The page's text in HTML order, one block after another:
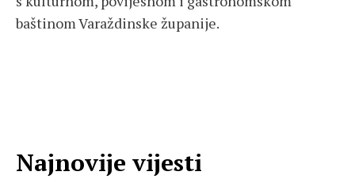
baštinom Varaždinske županije.
Najnovije vijesti